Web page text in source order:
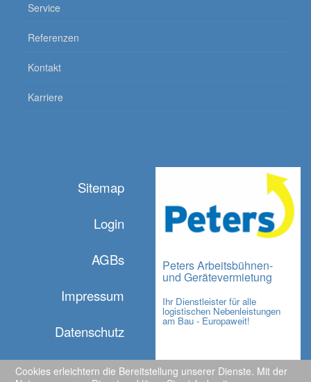
Service
Referenzen
Kontakt
Karriere
Sitemap
Login
AGBs
Impressum
Datenschutz
Peters Arbeitsbühnen-
und Gerätevermietung
Ihr Dienstleister für alle
logistischen Nebenleistungen
am Bau - Europaweit!
Cookies erleichtern die Bereitstellung unserer Dienste. Mit der